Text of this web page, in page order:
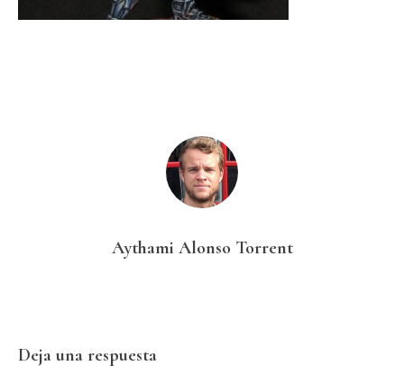
Aythami Alonso Torrent
Interacciones
Deja una respuesta